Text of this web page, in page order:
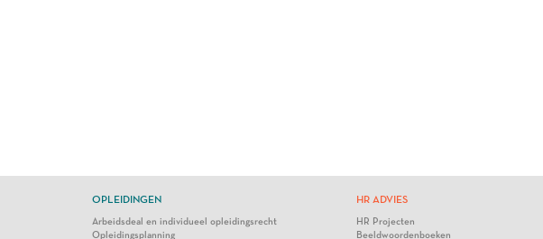
OPLEIDINGEN
Arbeidsdeal en individueel opleidingsrecht
Opleidingsplanning
HR ADVIES
HR Projecten
Beeldwoordenboeken